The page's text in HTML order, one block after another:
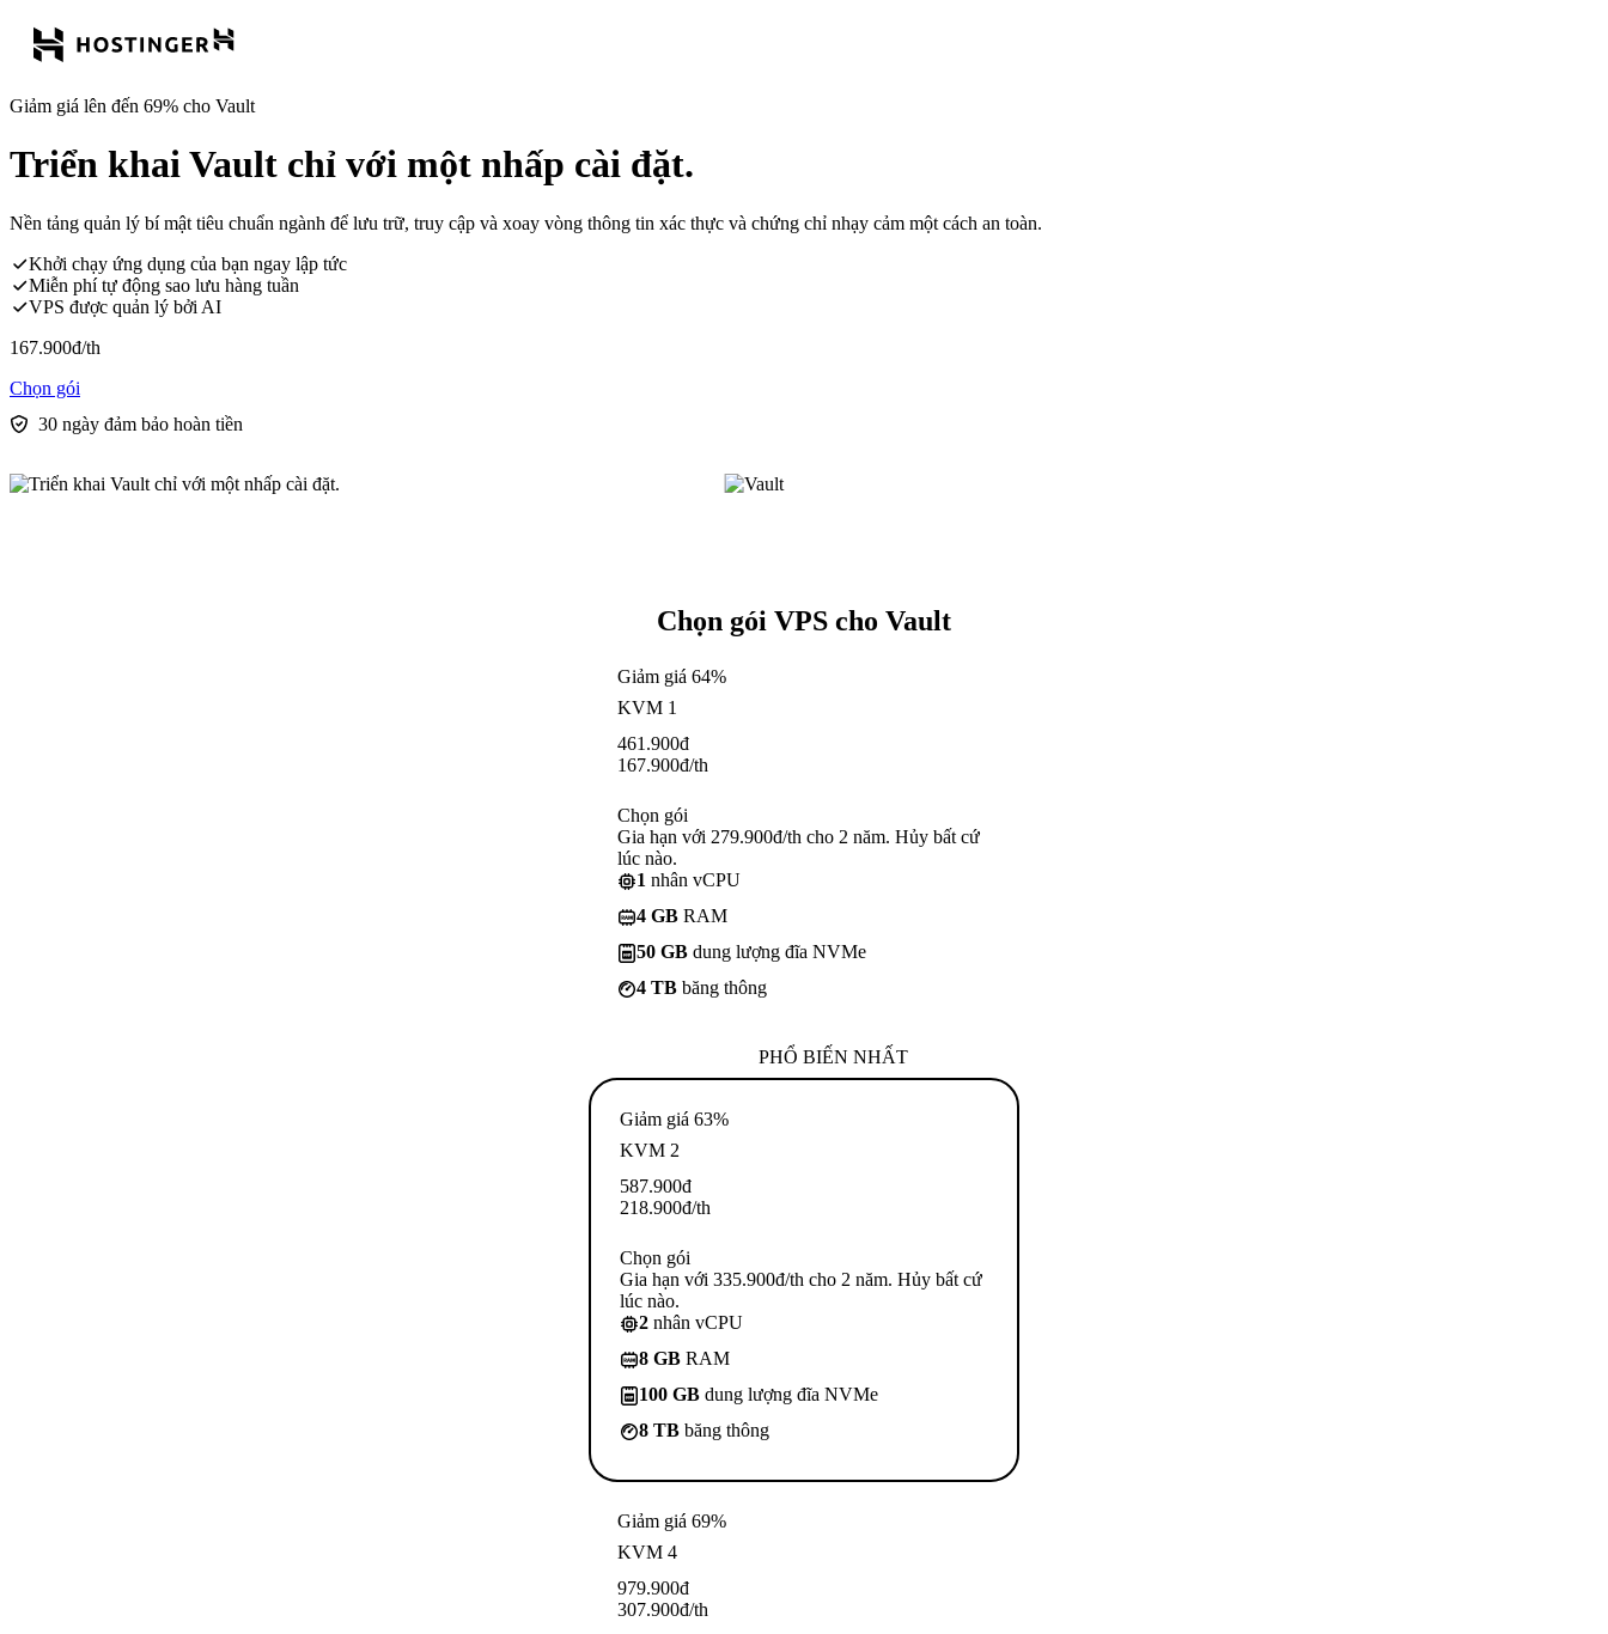
Giảm giá lên đến 69% cho Vault
Triển khai Vault chỉ với một nhấp cài đặt.
Nền tảng quản lý bí mật tiêu chuẩn ngành để lưu trữ, truy cập và xoay vòng thông tin xác thực và chứng chỉ nhạy cảm một cách an toàn.
Khởi chạy ứng dụng của bạn ngay lập tức
Miễn phí tự động sao lưu hàng tuần
VPS được quản lý bởi AI
167.900đ/th
Chọn gói
30 ngày đảm bảo hoàn tiền
Chọn gói VPS cho Vault
Giảm giá 64%
KVM 1
461.900đ
167.900đ/th
Chọn gói
Gia hạn với 279.900đ/th cho 2 năm. Hủy bất cứ
lúc nào.
1 nhân vCPU
4 GB RAM
50 GB dung lượng đĩa NVMe
4 TB băng thông
PHỔ BIẾN NHẤT
Giảm giá 63%
KVM 2
587.900đ
218.900đ/th
Chọn gói
Gia hạn với 335.900đ/th cho 2 năm. Hủy bất cứ
lúc nào.
2 nhân vCPU
8 GB RAM
100 GB dung lượng đĩa NVMe
8 TB băng thông
Giảm giá 69%
KVM 4
979.900đ
307.900đ/th